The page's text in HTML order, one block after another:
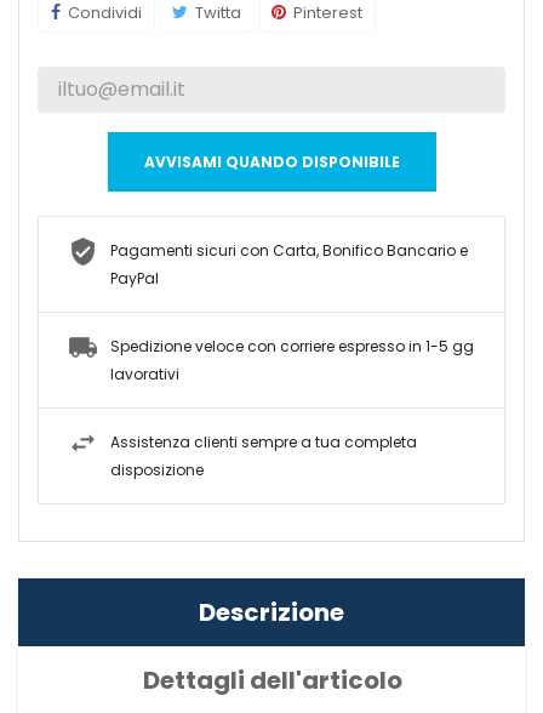
Condividi Twitta Pinterest
AVVISAMI QUANDO DISPONIBILE
Pagamenti sicuri con Carta, Bonifico Bancario e
PayPal
Spedizione veloce con corriere espresso in 1-5 gg
lavorativi
Assistenza clienti sempre a tua completa
disposizione
Descrizione
Dettagli dell'articolo